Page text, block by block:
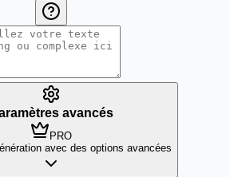
avancés
PRO
avec des options avancées